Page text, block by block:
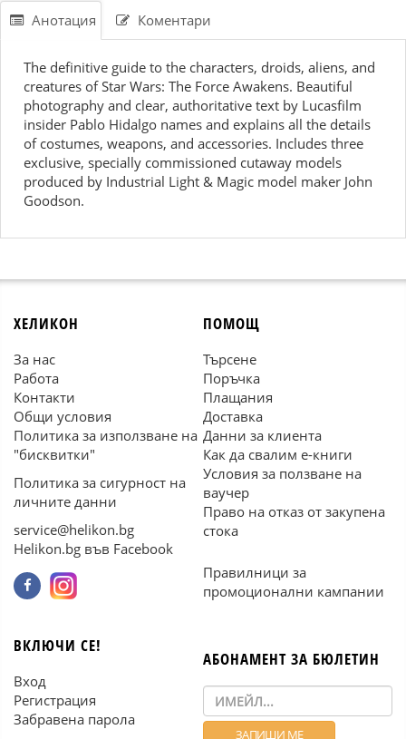
Анотация Коментари
The definitive guide to the characters, droids, aliens, and
creatures of Star Wars: The Force Awakens. Beautiful
photography and clear, authoritative text by Lucasfilm
insider Pablo Hidalgo names and explains all the details
of costumes, weapons, and accessories. Includes three
exclusive, specially commissioned cutaway models
produced by Industrial Light & Magic model maker John
Goodson.
ХЕЛИКОН
За нас
Работа
Контакти
Общи условия
Политика за използване на
"бисквитки"
Политика за сигурност на
личните данни
service@helikon.bg
Helikon.bg във Facebook
ПОМОЩ
Търсене
Поръчка
Плащания
Доставка
Данни за клиента
Как да свалим е-книги
Условия за ползване на
ваучер
Право на отказ от закупена
стока
Правилници за
промоционални кампании
ВКЛЮЧИ СЕ!
Вход
Регистрация
Забравена парола
АБОНАМЕНТ ЗА БЮЛЕТИН